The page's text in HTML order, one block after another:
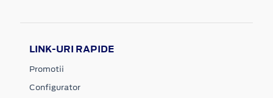
LINK-URI RAPIDE
Promotii
Configurator